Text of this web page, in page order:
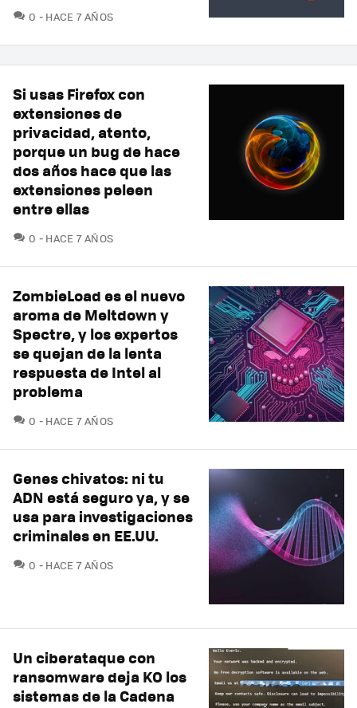
0 COMENTARIOS
HACE 7 AÑOS
Si usas Firefox con
extensiones de
privacidad, atento,
porque un bug de hace
dos años hace que las
extensiones peleen
entre ellas
0 COMENTARIOS
HACE 7 AÑOS
ZombieLoad es el nuevo
aroma de Meltdown y
Spectre, y los expertos
se quejan de la lenta
respuesta de Intel al
problema
0 COMENTARIOS
HACE 7 AÑOS
Genes chivatos: ni tu
ADN está seguro ya, y se
usa para investigaciones
criminales en EE.UU.
0 COMENTARIOS
HACE 7 AÑOS
Un ciberataque con
ransomware deja KO los
sistemas de la Cadena